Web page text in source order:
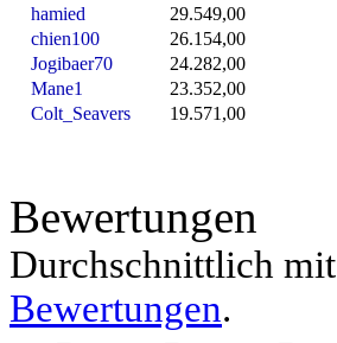
hamied
29.549,00
chien100
26.154,00
Jogibaer70
24.282,00
Mane1
23.352,00
Colt_Seavers
19.571,00
Bewertungen
Durchschnittlich mit
Bewertungen.